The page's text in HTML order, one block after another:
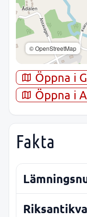
© OpenStreetMap
Öppna i
Öppna i
Fakta